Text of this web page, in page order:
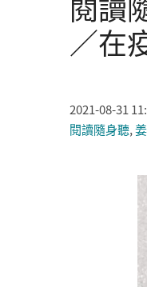
／在
2021-08-31
閱讀隨身聽,